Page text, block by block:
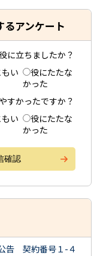
るアンケート
に立ちましたか？
い
役にたたな
かった
すかったですか？
い
役にたたな
かった
告 契約番号１-４